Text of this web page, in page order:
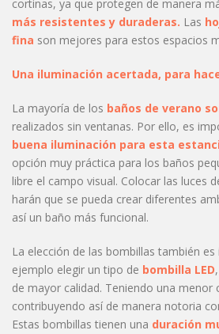
cortinas, ya que protegen de manera
más resistentes y duraderas. Las
fina son mejores para estos espacios
Una iluminación acertada, para
La mayoría de los baños de verano
realizados sin ventanas. Por ello, es
buena iluminación para esta
opción muy práctica para los baños
libre el campo visual. Colocar las luces
harán que se pueda crear diferentes
así un baño más funcional.
La elección de las bombillas también
ejemplo elegir un tipo de bombilla LED
de mayor calidad. Teniendo una menor
contribuyendo así de manera notoria
Estas bombillas tienen una duración